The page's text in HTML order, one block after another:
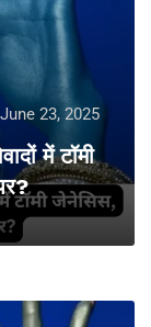
June 23, 2025
में टॉमी